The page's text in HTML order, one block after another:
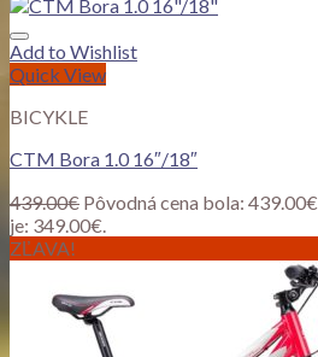
Add to Wishlist
Quick View
BICYKLE
CTM Bora 1.0 16″/18″
439.00€ Pôvodná cena bola: 439.00€.
je: 349.00€.
ZĽAVA!